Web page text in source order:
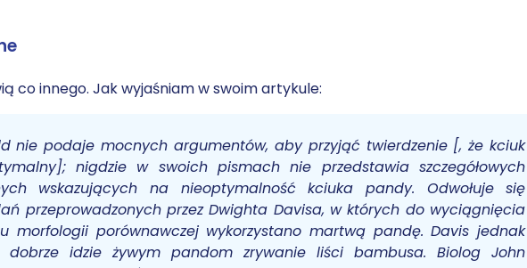
co innego. Jak wyjaśniam w swoim artykule:
nie podaje mocnych argumentów, aby przyjąć twierdzenie [, że kciuk
nigdzie w swoich pismach nie przedstawia szczegółowych
wskazujących na nieoptymalność kciuka pandy. Odwołuje się
przeprowadzonych przez Dwighta Davisa, w których do wyciągnięcia
morfologii porównawczej wykorzystano martwą pandę. Davis jednak
dobrze idzie żywym pandom zrywanie liści bambusa. Biolog John